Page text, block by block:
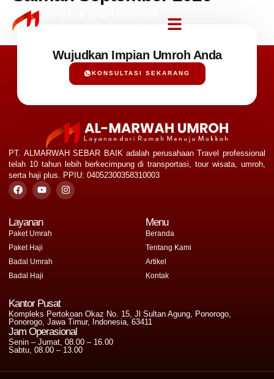
Wujudkan Impian Umroh Anda
KONSULTASI SEKARANG
PT. ALMARWAH SEBAR BAIK adalah perusahaan Travel professional
telah 10 tahun lebih berkecimpung di transportasi, tour wisata, umroh,
serta haji plus. PPIU: 04052300358310003
Layanan
Paket Umrah
Paket Haji
Badal Umrah
Badal Haji
Menu
Beranda
Tentang Kami
Artikel
Kontak
Kantor Pusat
Kompleks Pertokoan Okaz No. 15, Jl Sultan Agung, Ponorogo,
Ponorogo, Jawa Timur, Indonesia, 63411
Jam Operasional
Senin – Jumat, 08.00 – 16.00
Sabtu, 08.00 – 13.00